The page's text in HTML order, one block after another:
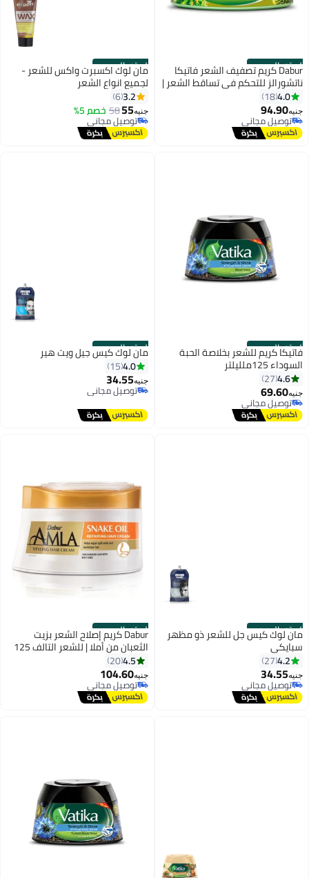
الستور الرسميDabur كريم تصفيف الشعر فاتيكا
ناتشورالز للتحكم في تساقط الشعر |
مستخلصات طبيعية من الصبار
والزيتون 190 مل
4.0
18
جنيه94.90
توصيل مجاني
توصيل مجاني
الستور الرسمي
مان لوك اكسبرت واكس للشعر -
لجميع انواع الشعر
3.2
6
جنيه55
58 خصم 5%
توصيل مجاني
توصيل مجاني
الستور الرسمي
فاتيكا كريم للشعر بخلاصة الحبة
السوداء 125ملليلتر
4.6
27
جنيه69.60
توصيل مجاني
توصيل مجاني
الستور الرسمي
مان لوك كيس جيل ويت هير
4.0
15
جنيه34.55
توصيل مجاني
توصيل مجاني
الستور الرسمي
مان لوك كيس جل للشعر ذو مظهر
سبايكي
4.2
27
جنيه34.55
توصيل مجاني
توصيل مجاني
الستور الرسميDabur كريم إصلاح الشعر بزيت
الثعبان من أملا | للشعر التالف 125
مل4.5
20
جنيه104.60
توصيل مجاني
توصيل مجاني